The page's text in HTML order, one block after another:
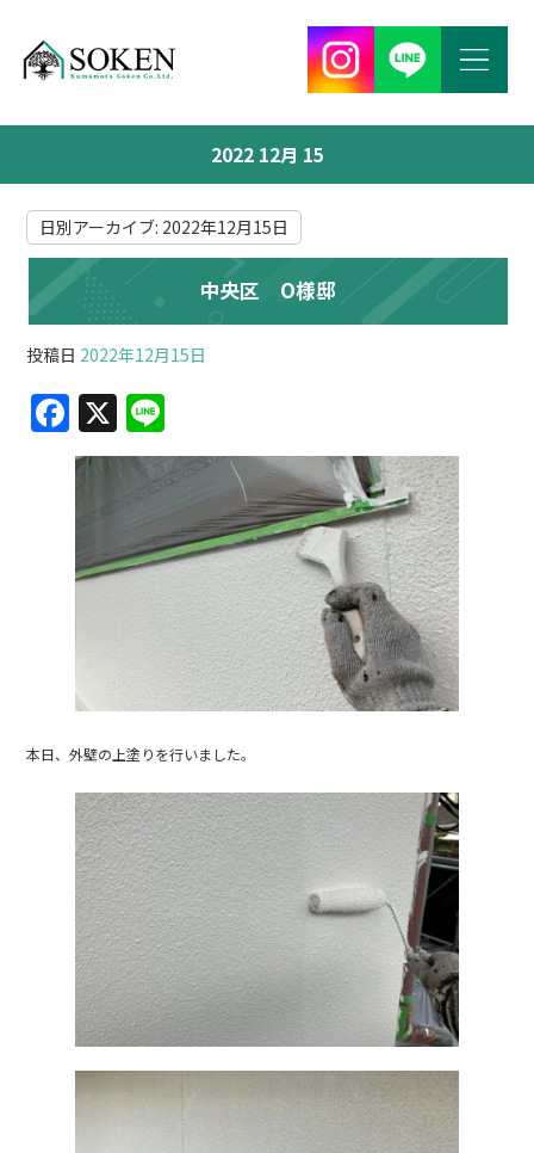
2022 12月 15
日別アーカイブ: 2022年12月15日
中央区 O様邸
投稿日 2022年12月15日
F
a
c
b
o
X
n
e
本日、外壁の上塗りを行いました。